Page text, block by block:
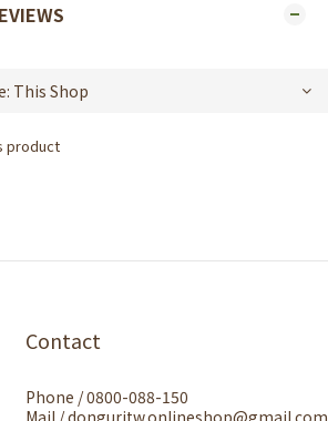
product
Contact
Phone / 0800-088-150
Mail / donguritw.onlineshop@gmail.com